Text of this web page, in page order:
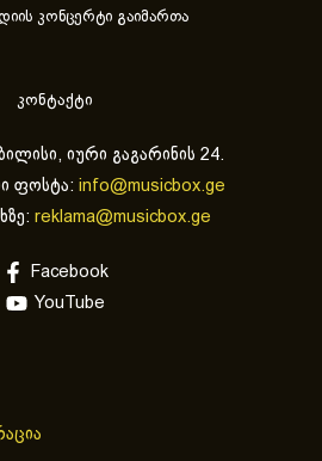
კონცერტი გაიმართა
კონტაქტი
იური გაგარინის 24.
ფოსტა: info@musicbox.ge
reklama@musicbox.ge
Facebook
YouTube